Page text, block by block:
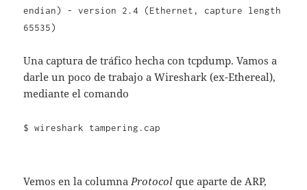
endian) - version 2.4 (Ethernet, capture length
65535)
Una captura de tráfico hecha con tcpdump. Vamos a
darle un poco de trabajo a Wireshark (ex-Ethereal),
mediante el comando
$ wireshark tampering.cap
Vemos en la columnaProtocol que aparte de ARP,